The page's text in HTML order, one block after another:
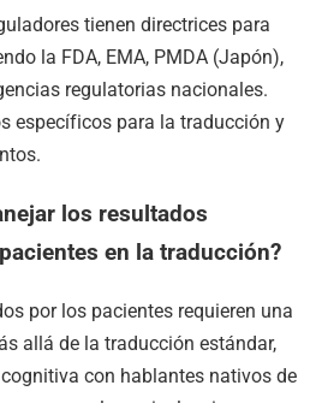
tienen directrices para
la FDA, EMA, PMDA (Japón),
regulatorias nacionales.
específicos para la traducción y
los resultados
en la traducción?
por los pacientes requieren una
allá de la traducción estándar,
con hablantes nativos de